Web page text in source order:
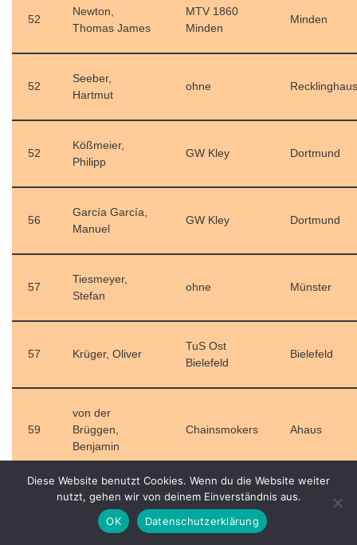
52
Newton,
Thomas James
MTV 1860
Minden
Minden
52
Seeber,
Hartmut
ohne
52
Kößmeier,
Philipp
GW Kley Dortmund
56
García García,
Manuel
GW Kley Dortmund
57
Tiesmeyer,
Stefan
ohne Münster
57 Krüger, Oliver
TuS Ost
Bielefeld
Bielefeld
59
von der
Brüggen,
Benjamin
Chainsmokers Ahaus
Bisping, Julius
DG Lakers
Diese Website benutzt Cookies. Wenn du die Website weiter
nutzt, gehen wir von deinem Einverständnis aus.
OK
Datenschutzerklärung